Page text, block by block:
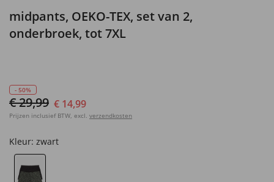
midpants, OEKO-TEX, set van 2,
onderbroek, tot 7XL
- 50%
€ 29,99 € 14,99
Prijzen inclusief BTW, excl. verzendkosten
Kleur: zwart